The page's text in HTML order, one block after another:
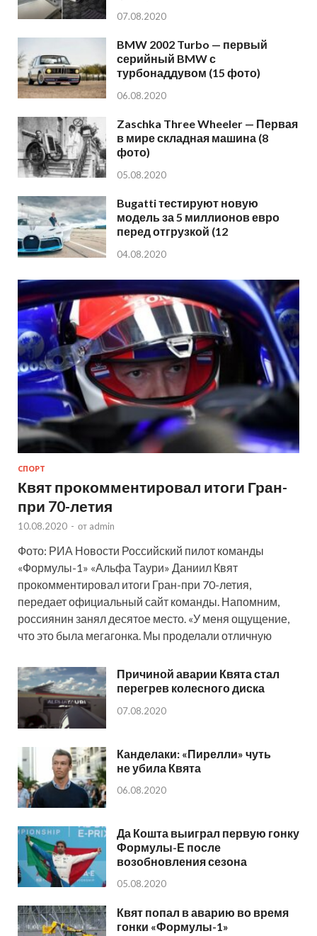
07.08.2020
BMW 2002 Turbo — первый
серийный BMW с
турбонаддувом (15 фото)
06.08.2020
Zaschka Three Wheeler — Первая
в мире складная машина (8
фото)
05.08.2020
Bugatti тестируют новую
модель за 5 миллионов евро
перед отгрузкой (12
04.08.2020
СПОРТ
Квят прокомментировал итоги Гран-
при 70-летия
10.08.2020 - от admin
Фото: РИА Новости Российский пилот команды
«Формулы-1» «Альфа Таури» Даниил Квят
прокомментировал итоги Гран-при 70-летия,
передает официальный сайт команды. Напомним,
россиянин занял десятое место. «У меня ощущение,
что это была мегагонка. Мы проделали отличную
Причиной аварии Квята стал
перегрев колесного диска
07.08.2020
Канделаки: «Пирелли» чуть
не убила Квята
06.08.2020
Да Кошта выиграл первую гонку
Формулы-Е после
возобновления сезона
05.08.2020
Квят попал в аварию во время
гонки «Формулы-1»